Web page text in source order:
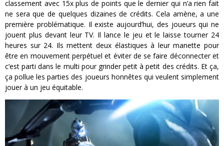
classement avec 15x plus de points que le dernier qui n’a rien fait
ne sera que de quelques dizaines de crédits. Cela amène, a une
première problématique. Il existe aujourd’hui, des joueurs qui ne
jouent plus devant leur TV. Il lance le jeu et le laisse tourner 24
heures sur 24. Ils mettent deux élastiques à leur manette pour
être en mouvement perpétuel et éviter de se faire déconnecter et
c’est parti dans le multi pour grinder petit à petit des crédits. Et ça,
ça pollue les parties des joueurs honnêtes qui veulent simplement
jouer à un jeu équitable.